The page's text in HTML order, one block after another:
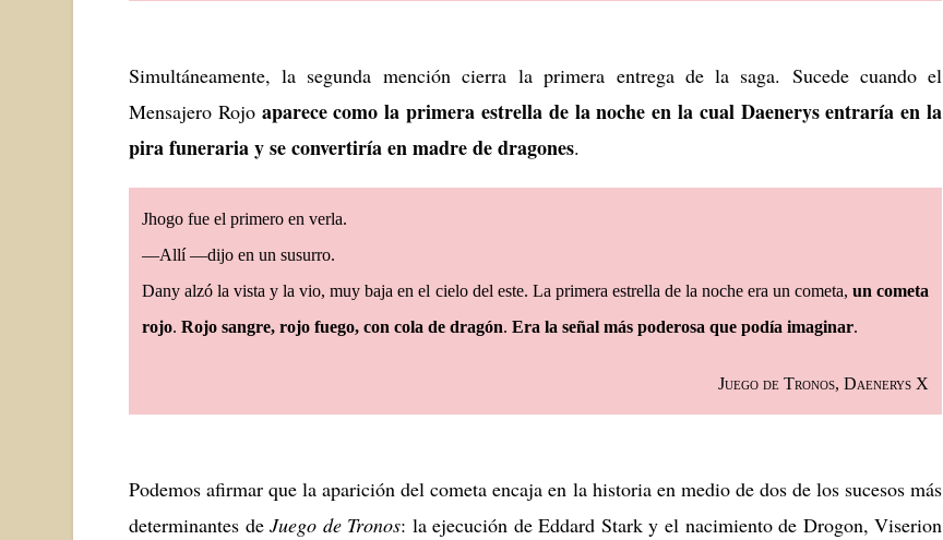
Simultáneamente, la segunda mención cierra la primera entrega de la saga. Sucede cuando el
Mensajero Rojo aparece como la primera estrella de la noche en la cual Daenerys entraría en la
pira funeraria y se convertiría en madre de dragones.
Jhogo fue el primero en verla.
—Allí —dijo en un susurro.
Dany alzó la vista y la vio, muy baja en el cielo del este. La primera estrella de la noche era un cometa,un cometa
rojo. Rojo sangre, rojo fuego, con cola de dragón. Era la señal más poderosa que podía imaginar.
Juego de Tronos, Daenerys X
Podemos afirmar que la aparición del cometa encaja en la historia en medio de dos de los sucesos más
determinantes deJuego de Tronos: la ejecución de Eddard Stark y el nacimiento de Drogon, Viserion